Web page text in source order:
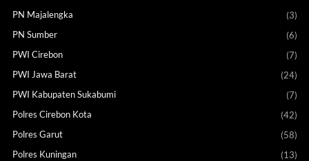
PN Majalengka
(3)
PN Sumber
(6)
PWI Cirebon
(7)
PWI Jawa Barat
(24)
PWI Kabupaten Sukabumi
(7)
Polres Cirebon Kota
(42)
Polres Garut
(58)
Polres Kuningan
(13)